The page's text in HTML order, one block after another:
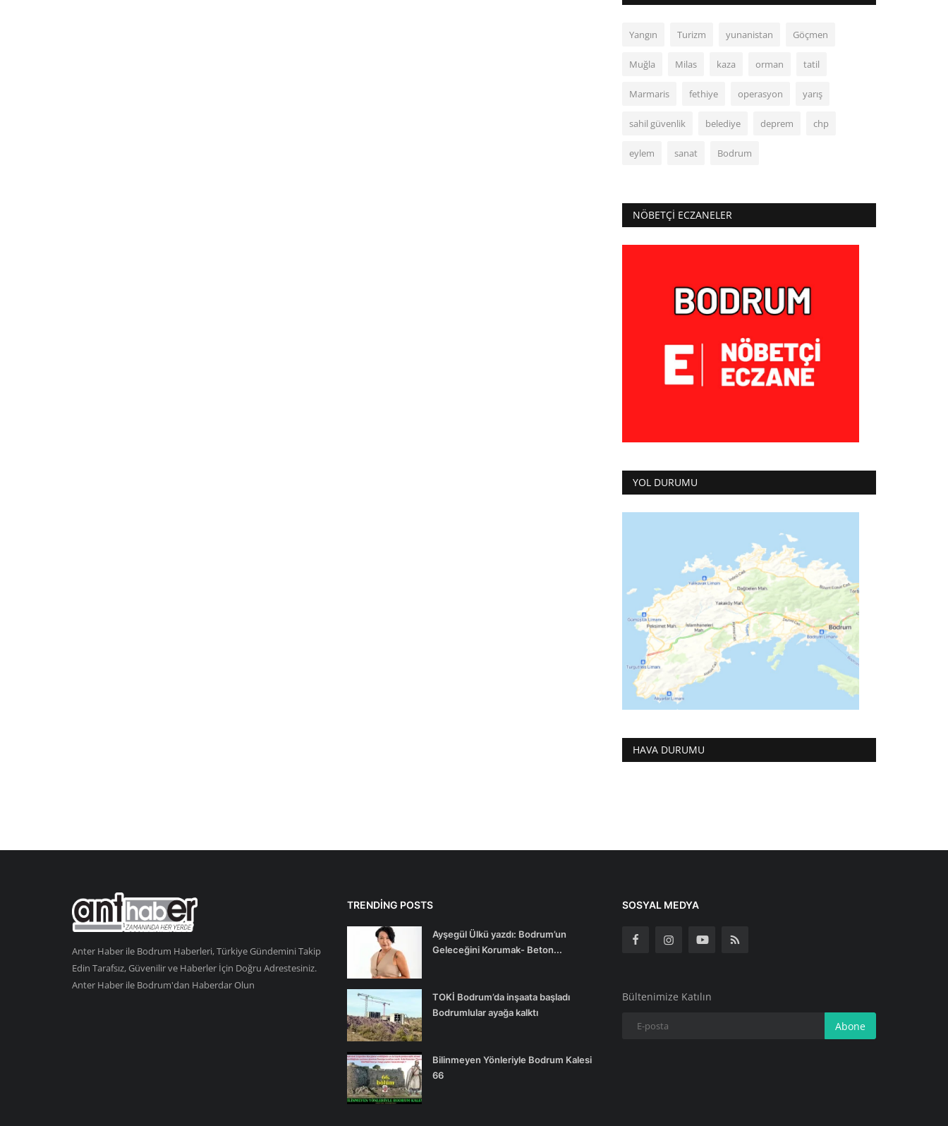
Yangın Turizm yunanistan Göçmen
Muğla Milas kaza orman tatil
Marmaris fethiye operasyon yarış
sahil güvenlik belediye deprem chp
eylem sanat Bodrum
NÖBETÇI ECZANELER
YOL DURUMU
HAVA DURUMU
Anter Haber ile Bodrum Haberleri, Türkiye Gündemini Takip
Edin Tarafsız, Güvenilir ve Haberler İçin Doğru Adrestesiniz.
Anter Haber ile Bodrum'dan Haberdar Olun
TRENDING POSTS
Ayşegül Ülkü yazdı: Bodrum’un
Geleceğini Korumak- Beton...
TOKİ Bodrum’da inşaata başladı
Bodrumlular ayağa kalktı
Bilinmeyen Yönleriyle Bodrum Kalesi
66
SOSYAL MEDYA
Bültenimize Katılın
Abone